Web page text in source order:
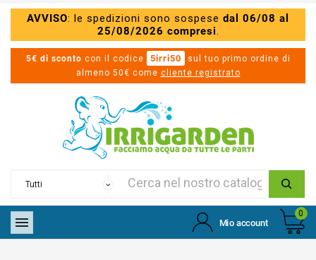
AVVISO: le spedizioni sono sospese dal 06/08 al
25/08/2026 compresi.
5€ di sconto con il codice 5irri50
sul tuo primo ordine di
almeno 50€ come cliente registrato
 Mio account
0